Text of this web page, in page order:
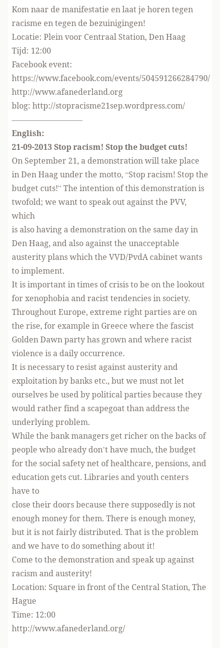
Kom naar de manifestatie en laat je horen tegen
racisme en tegen de bezuinigingen!
Locatie: Plein voor Centraal Station, Den Haag
Tijd: 12:00
Facebook event:
https://www.facebook.com/events/504591266284790/
http://www.afanederland.org
blog: http://stopracisme21sep.wordpress.com/
—————————
English:
21-09-2013 Stop racism! Stop the budget cuts!
On September 21, a demonstration will take place
in Den Haag under the motto, “Stop racism! Stop the
budget cuts!” The intention of this demonstration is
twofold; we want to speak out against the PVV,
which
is also having a demonstration on the same day in
Den Haag, and also against the unacceptable
austerity plans which the VVD/PvdA cabinet wants
to implement.
It is important in times of crisis to be on the lookout
for xenophobia and racist tendencies in society.
Throughout Europe, extreme right parties are on
the rise, for example in Greece where the fascist
Golden Dawn party has grown and where racist
violence is a daily occurrence.
It is necessary to resist against austerity and
exploitation by banks etc., but we must not let
ourselves be used by political parties because they
would rather find a scapegoat than address the
underlying problem.
While the bank managers get richer on the backs of
people who already don’t have much, the budget
for the social safety net of healthcare, pensions, and
education gets cut. Libraries and youth centers
have to
close their doors because there supposedly is not
enough money for them. There is enough money,
but it is not fairly distributed. That is the problem
and we have to do something about it!
Come to the demonstration and speak up against
racism and austerity!
Location: Square in front of the Central Station, The
Hague
Time: 12:00
http://www.afanederland.org/